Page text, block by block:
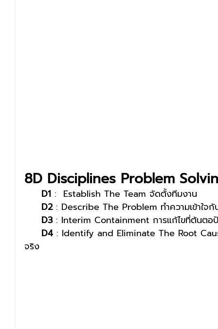
8D Disciplines Problem
D1 :  Establish The Team จัดตั้งทีมงาน
D2 : Describe The Problem ทำความเข้าใจ
D3 : Interim Containment การแก้ไขที่ต้นตอ
D4 : Identify and Eliminate The Root
จริง